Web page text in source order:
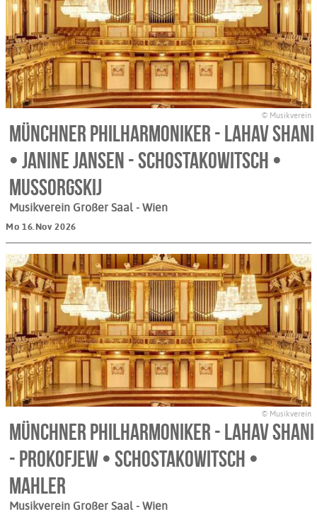
© Musikverein
Münchner Philharmoniker - Lahav Shani
• Janine Jansen - Schostakowitsch •
Mussorgskij
Musikverein Großer Saal - Wien
Mo 16.Nov 2026
© Musikverein
Münchner Philharmoniker - Lahav Shani
- Prokofjew • Schostakowitsch •
Mahler
Musikverein Großer Saal - Wien